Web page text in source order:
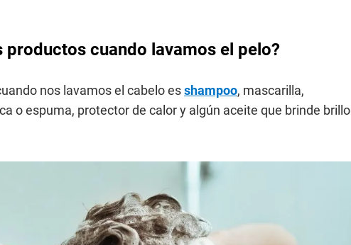
cuando lavamos el pelo?
nos lavamos el cabelo esshampoo, mascarilla,
o espuma, protector de calor y algún aceite que brinde brillo